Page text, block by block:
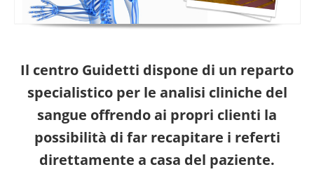
Il centro Guidetti dispone di un reparto
specialistico per le analisi cliniche del
sangue offrendo ai propri clienti la
possibilità di far recapitare i referti
direttamente a casa del paziente.